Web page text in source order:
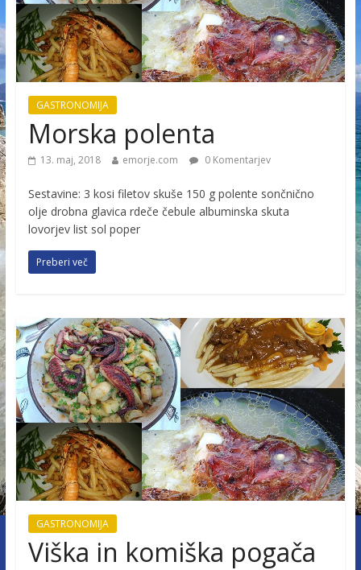
GASTRONOMIJA
Morska polenta
13. maj, 2018 emorje.com 0 Komentarjev
Sestavine: 3 kosi filetov skuše 150 g polente sončnično
olje drobna glavica rdeče čebule albuminska skuta
lovorjev list sol poper
Preberi več
GASTRONOMIJA
Viška in komiška pogača